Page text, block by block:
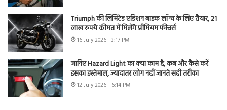
Triumph की लिमिटेड एडिशन बाइक लॉन्च के लिए तैयार, 21
लाख रुपये कीमत में मिलेंगे प्रीमियम फीचर्स
16 July 2026 - 3:17 PM
जानिए Hazard Light का क्या काम है, कब और कैसे करें
इसका इस्तेमाल, ज्यादातर लोग नहीं जानते सही तरीका
12 July 2026 - 6:14 PM